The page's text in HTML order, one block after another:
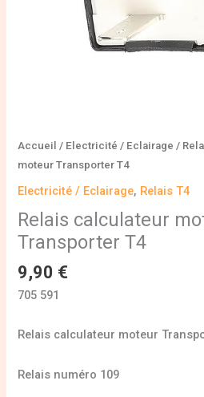
Accueil / Electricité / Eclairage /
moteur Transporter T4
Electricité / Eclairage, Relais T4
Relais calculateur
Transporter T4
9,90 €
705 591
Relais calculateur moteur
Relais numéro 109